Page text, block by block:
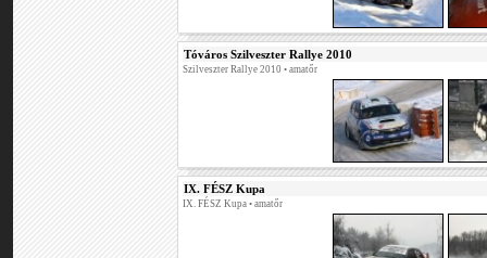
Tóváros Szilveszter Rallye 2010
Szilveszter Rallye 2010 • amatőr
IX. FÉSZ Kupa
IX. FÉSZ Kupa • amatőr